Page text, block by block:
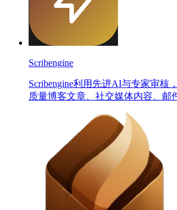
Scribengine
Scribengine利用先进AI与专家审核
质量博客文章、社交媒体内容、邮